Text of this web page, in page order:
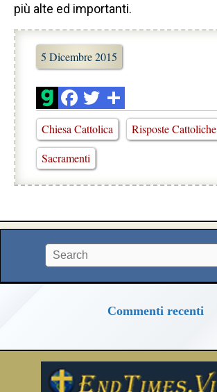
più alte ed importanti.
5 Dicembre 2015
Chiesa Cattolica
Risposte Cattoliche
Sacramenti
Commenti recenti